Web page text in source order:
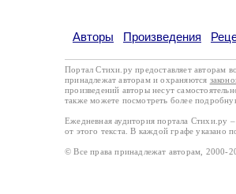
Авторы Произведения
Портал Стихи.ру предоставляет авторам
принадлежат авторам и охраняются
произведений авторы несут
также можете посмотреть более
Ежедневная аудитория портала Стихи.ру
от этого текста. В каждой графе указано
© Все права принадлежат авторам,